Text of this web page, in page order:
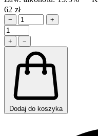
62 zł
− +
+ −
Dodaj do koszyka